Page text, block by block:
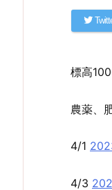
標高
農薬、
4/1
4/3